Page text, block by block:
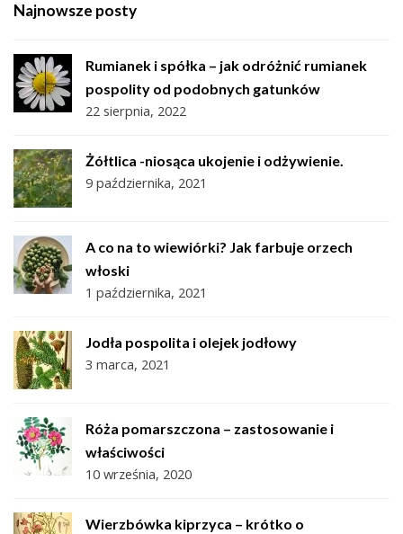
Najnowsze posty
Rumianek i spółka – jak odróżnić rumianek
pospolity od podobnych gatunków
22 sierpnia, 2022
Żółtlica -niosąca ukojenie i odżywienie.
9 października, 2021
A co na to wiewiórki? Jak farbuje orzech
włoski
1 października, 2021
Jodła pospolita i olejek jodłowy
3 marca, 2021
Róża pomarszczona – zastosowanie i
właściwości
10 września, 2020
Wierzbówka kiprzyca – krótko o